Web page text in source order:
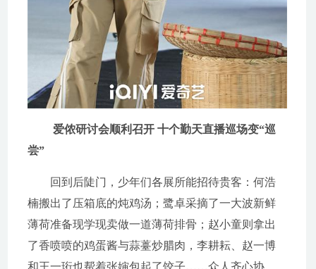
爱侬研讨会顺利召开 十个勤天直播巡场变“巡
尝”
回到后陡门，少年们各展所能招待贵客：何浩
楠搬出了压箱底的炖鸡汤；鹭卓采摘了一大波新鲜
薄荷准备现学现卖做一道薄荷排骨；赵小童则拿出
了香喷喷的鸡蛋酱与蒜薹炒腊肉，李耕耘、赵一博
和王一珩也帮着张婶包起了饺子……众人齐心协